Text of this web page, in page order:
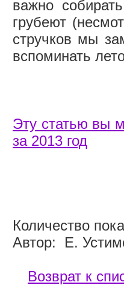
важно
грубеют
стручков мы
вспоминать
Эту статью вы
за 2013 год
Количество
Автор: Е.
Возврат к